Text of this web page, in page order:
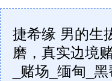
捷希缘 男的生
磨，真实边境
_赌场_缅甸_